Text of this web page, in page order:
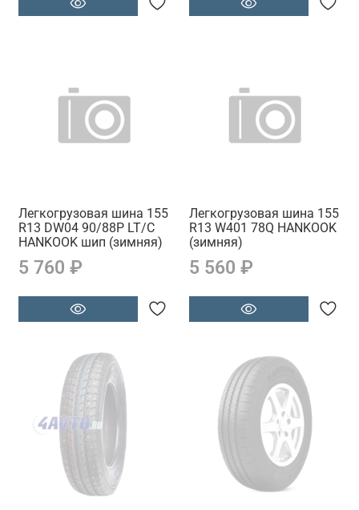
Легкогрузовая шина 155
R13 DW04 90/88P LT/C
HANKOOK шип (зимняя)
5 760 ₽
Легкогрузовая шина 155
R13 W401 78Q HANKOOK
(зимняя)
5 560 ₽